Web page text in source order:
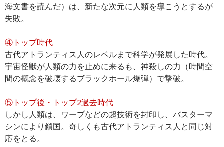
海文書を読んだ）は、新たな次元に人類を導こうとするが
失敗。
④トップ時代
古代アトランティス人のレベルまで科学が発展した時代。
宇宙怪獣が人類の力を止めに来るも、神殺しの力（時間空
間の概念を破壊するブラックホール爆弾）で撃破。
⑤トップ後・トップ2過去時代
しかし人類は、ワープなどの超技術を封印し、バスターマ
シンにより鎖国。奇しくも古代アトランティス人と同じ対
応をとる。